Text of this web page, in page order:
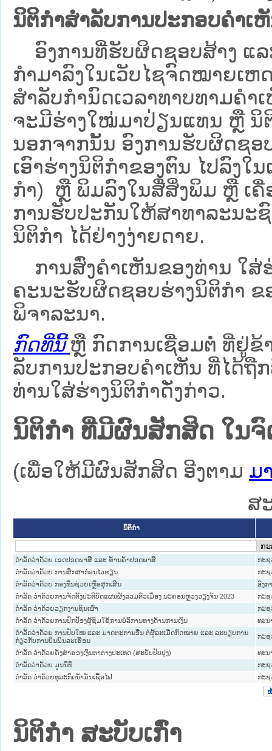
ນິຕິກຳສຳລັບການປະກອບຄຳເ
ອົງການທີ່ຮັບຜິດຊອບສ້າງ ແລ
ກຳມາລົງໃນ​ເວັບ​ໄຊຈົດໝາຍເຫ
ສໍາລັບກໍານົດເວລາທາບທາມຄໍ
ຈະມີຮ່າງໃໝ່ມາປ່ຽນແທນ ຫຼື ນິ
ນອກຈາກນັ້ນ ອົງການຮັບຜິດຊອ
ເອົາຮ່າງນິຕິກຳຂອງຕົນ ໄປລົງໃ
ກຳ) ຫຼື ພິມລົງໃນສື່ສິ່ງພິມ ຫຼື ເຄື່
ການຮັບປະກັນໃຫ້ສາທາລະນະ
ນິຕິກຳ ໄດ້ຢ່າງງ່າຍດາຍ.
ການສົ່ງຄໍາເຫັນຂອງທ່ານ ໃສ່
ຄະນະຮັບຜິດຊອບຮ່າງນິຕິກຳ ຂ
ພິຈາລະນາ.
ກົດທີ່ນີ້ ຫຼື ກົດການເຊື່ອມຕໍ່ ທີ່ຢູ່ຂ້
ລັບການປະກອບຄຳເຫັນ ທີ່ໄດ້ຖື
ທ່ານໃສ່ຮ່າງນິຕິກຳດັ່ງກ່າວ.
ນິຕິກໍາ ທີ່ມີຜົນສັກສິດ ໃນ
(ເພື່ອໃຫ້ມີຜົນສັກສິດ ອີງຕາມ ມ
ສ
ນິຕິກໍາ
ດຳລັດວ່າດ້ວຍ ເຂດປອດພາສີ ແລະ ຮ້ານຄ້າປອດພາສີ
ກະຊ
ດຳລັດວ່າດ້ວຍ ການສຶກສາກ່ອນໄວຮຽນ
ກະຊ
ດຳລັດວ່າດ້ວຍ ກອງທຶນຊ່ວຍເຫຼືອສຸກເສີນ
ອົງກ
ດໍາລັດ ວ່າດ້ວຍການຈັດຕັ້ງປະຕິບັດແຜນຜັງລວມຕົວເມືອງ ນະຄອນຫຼວງວຽງຈັນ 2023
ກະຊ
ດໍາລັດ ວ່າດ້ວຍວຽກງານຊົນເຜົ່າ
ກະຊ
ດໍາລັດ ວ່າດ້ວຍການປົກປ້ອງຜູ້ຊົມໃຊ້ການບໍລິການທາງດ້ານການເງິນ
ທະນ
ດຳລັດວ່າດ້ວຍ ການປັບໃໝ ແລະ ມາດຕະການອື່ນ ຕໍ່ຜູ້ລະເມີດກົດໝາຍ ແລະ ລະບຽບການ
ກ່ຽວກັບການບິນພົນລະເຮືອນ
ກະຊ
ດໍາລັດ ວ່າດ້ວຍຄັງສໍາຮອງເງິນຕາຕ່າງປະເທດ (ສະບັບປັບປຸງ)
ທະນ
ດຳລັດວ່າດ້ວຍ ມູນນິທິ
ກະຊ
ດໍາລັດ ວ່າດ້ວຍທຸລະກິດນໍ້າມັນເຊື້ອໄຟ
ກະຊ
ນິຕິກໍາ ສະບັບເກົ່າ